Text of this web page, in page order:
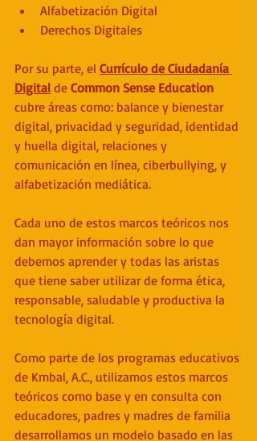
Alfabetización Digital
Derechos Digitales
Por su parte, el Currículo de Ciudadanía
Digital de Common Sense Education
cubre áreas como: balance y bienestar
digital, privacidad y seguridad, identidad
y huella digital, relaciones y
comunicación en línea, ciberbullying, y
alfabetización mediática.
Cada uno de estos marcos teóricos nos
dan mayor información sobre lo que
debemos aprender y todas las aristas
que tiene saber utilizar de forma ética,
responsable, saludable y productiva la
tecnología digital.
Como parte de los programas educativos
de Kmbal, A.C., utilizamos estos marcos
teóricos como base y en consulta con
educadores, padres y madres de familia
desarrollamos un modelo basado en las